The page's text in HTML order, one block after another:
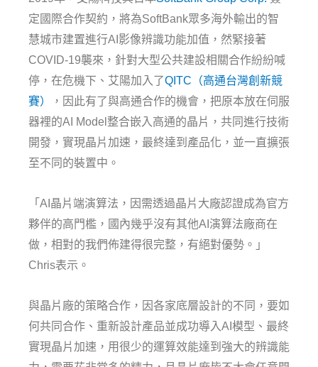
定國際合作契約，將為SoftBank眾多海外輸出的智
慧城市建置進行AI影像辨識功能加值，然緊接著
COVID-19襲來，針對大型公共建設相關合作紛紛喊
停，在危機下、艾陽加入了QITC（高通台灣創新競
賽）
，因此有了與高通合作的機會，把原本放在伺服
器裡的AI Model整合嵌入高通的晶片，共同進行技術
開發，實現晶片加速，最終達到產品化，並一直擴張
至不同的裝置中。
「AI晶片端演算法，因需透過晶片大廠認證成為官方
夥伴的高門檻，國內幾乎沒有其他AI演算法廠商在
做，相對的我們佈建得很完整，有絕對優勢。」
Chris表示。
與晶片廠的策略合作，因各家底層設計的不同，要如
何共同合作、重新設計產品並成功導入AI模型、最終
實現晶片加速，用很少的運算效能達到強大的辨識能